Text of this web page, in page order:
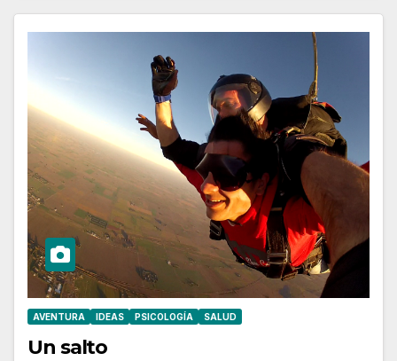
AVENTURA IDEAS PSICOLOGÍA SALUD
Un salto